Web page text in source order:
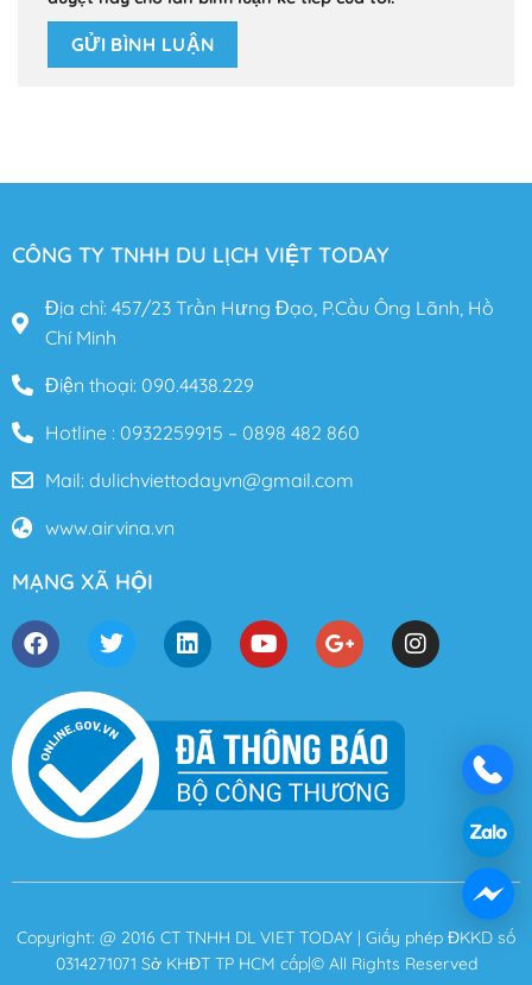
CÔNG TY TNHH DU LỊCH VIỆT TODAY
Địa chỉ: 457/23 Trần Hưng Đạo, P.Cầu Ông Lãnh, Hồ
Chí Minh
Điện thoại: 090.4438.229
Hotline : 0932259915 – 0898 482 860
Mail: dulichviettodayvn@gmail.com
www.airvina.vn
MẠNG XÃ HỘI
Copyright: @ 2016 CT TNHH DL VIET TODAY | Giấy phép ĐKKD số
0314271071 Sở KHĐT TP HCM cấp|© All Rights Reserved